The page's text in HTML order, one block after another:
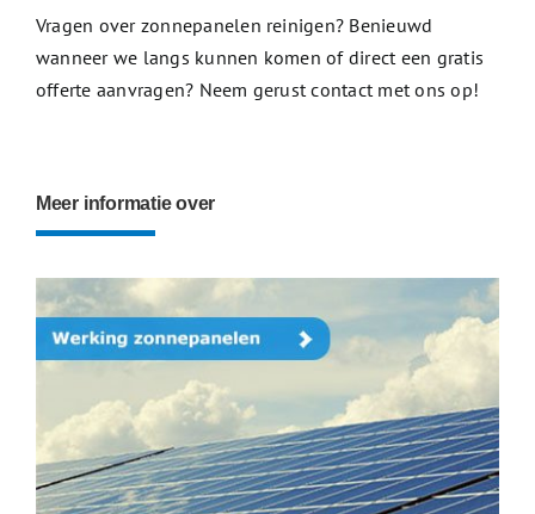
Vragen over zonnepanelen reinigen? Benieuwd
wanneer we langs kunnen komen of direct een gratis
offerte aanvragen? Neem gerust contact met ons op!
Meer informatie over